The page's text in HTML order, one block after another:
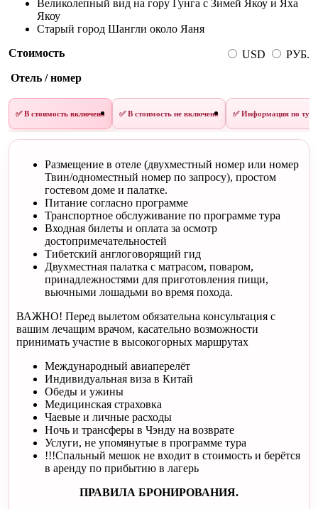
Великолепный вид на гору Гунга с Зимей Якоу и Яха
Якоу
Старый город Шангли около Яаня
Стоимость
USD
РУБ.
Отель / номер
✅ В стоимость включено ✅ В стоимость не включено ✅ Информация по туру
Размещение в отеле (двухместный номер или номер
Твин/одноместный номер по запросу), простом
гостевом доме и палатке.
Питание согласно программе
Транспортное обслуживание по программе тура
Входная билеты и оплата за осмотр
достопримечательностей
Тибетский англоговорящий гид
Двухместная палатка с матрасом, поваром,
принадлежностями для приготовления пищи,
вьючными лошадьми во время похода.
ВАЖНО! Перед вылетом обязательна консультация с
вашим лечащим врачом, касательно возможности
принимать участие в высокогорных маршрутах
Международный авиаперелёт
Индивидуальная виза в Китай
Обеды и ужины
Медицинская страховка
Чаевые и личные расходы
Ночь и трансферы в Чэнду на возврате
Услуги, не упомянутые в программе тура
!!!Спальный мешок не входит в стоимость и берётся
в аренду по прибытию в лагерь
ПРАВИЛА БРОНИРОВАНИЯ.